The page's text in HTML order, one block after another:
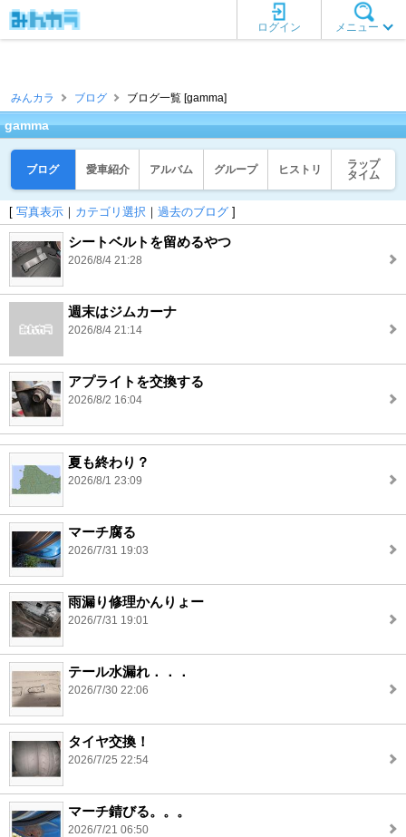
メニュー
ログイン
みんカラ ブログ ブログ一覧 [gamma]
gamma
ブログ 愛車紹介 アルバム グループ ヒストリ
ラップ
タイム
[ 写真表示 ｜ カテゴリ選択 ｜ 過去のブログ ]
シートベルトを留めるやつ
2026/8/4 21:28
週末はジムカーナ
2026/8/4 21:14
アプライトを交換する
2026/8/2 16:04
夏も終わり？
2026/8/1 23:09
マーチ腐る
2026/7/31 19:03
雨漏り修理かんりょー
2026/7/31 19:01
テール水漏れ．．．
2026/7/30 22:06
タイヤ交換！
2026/7/25 22:54
マーチ錆びる。。。
2026/7/21 06:50